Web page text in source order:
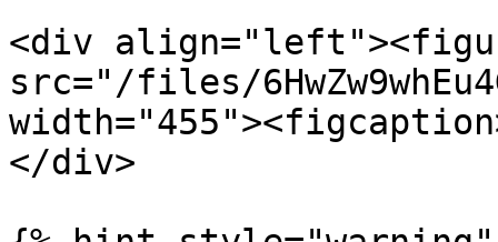
<div
src="/files/
</div>